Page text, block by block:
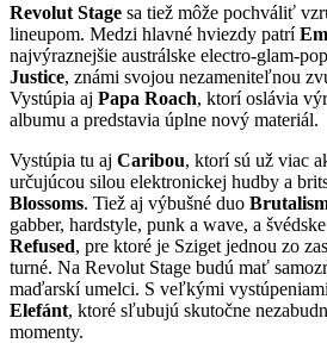
Revolut Stage sa tiež môže pochváliť
lineupom. Medzi hlavné hviezdy patrí
najvýraznejšie austrálske electro-glam-
Justice, známi svojou nezameniteľnou
Vystúpia aj Papa Roach, ktorí oslávia
albumu a predstavia úplne nový materiál.
Vystúpia tu aj Caribou, ktorí sú už viac
určujúcou silou elektronickej hudby a
Blossoms. Tiež aj výbušné duo
gabber, hardstyle, punk a wave, a
Refused, pre ktoré je Sziget jednou zo
turné. Na Revolut Stage budú mať
maďarskí umelci. S veľkými
Elefánt, ktoré sľubujú skutočne
momenty.